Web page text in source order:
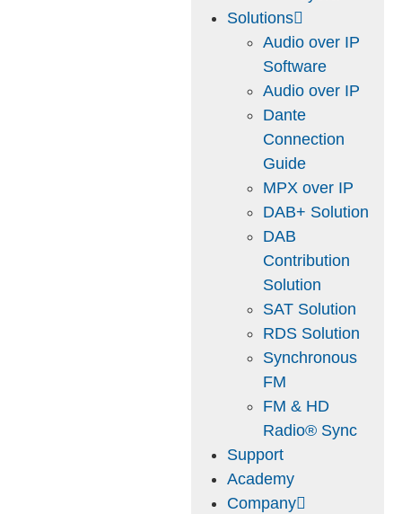
Solutions
Audio over IP
Software
Audio over IP
Dante
Connection
Guide
MPX over IP
DAB+ Solution
DAB
Contribution
Solution
SAT Solution
RDS Solution
Synchronous
FM
FM & HD
Radio® Sync
Support
Academy
Company